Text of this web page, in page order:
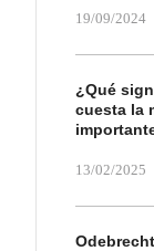
19/09/2024
¿Qué
cuesta la
13/02/2025